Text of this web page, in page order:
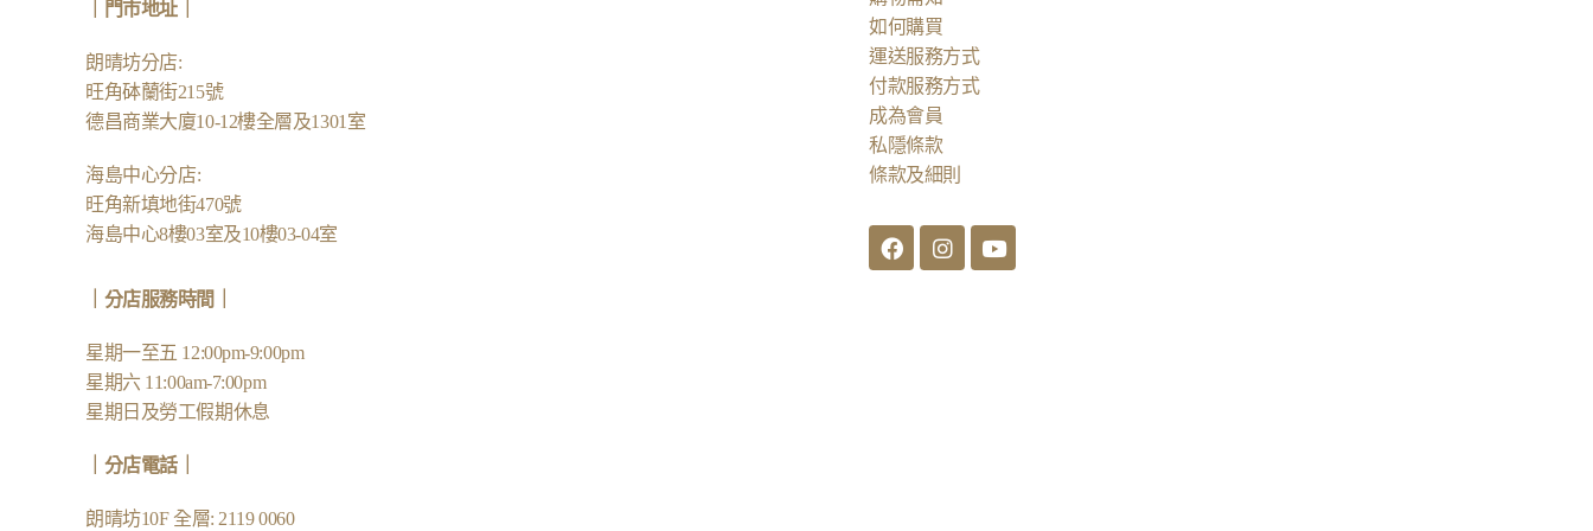
門市地址｜
朗晴坊分店:
旺角砵蘭街215號
德昌商業大廈10-12樓全層及1301室
海島中心分店:
旺角新填地街470號
海島中心8樓03室及10樓03-04室
｜分店服務時間｜
星期一至五 12:00pm-9:00pm
星期六 11:00am-7:00pm
星期日及勞工假期休息
分店電話｜
朗晴坊10F 全層: 2119 0060
如何購買
運送服務方式
付款服務方式
成為會員
私隱條款
條款及細則